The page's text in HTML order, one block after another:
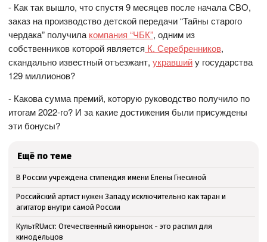
- Как так вышло, что спустя 9 месяцев после начала СВО,
заказ на производство детской передачи “Тайны старого
чердака” получила компания “ЧБК”, одним из
собственников которой является К. Серебренников,
скандально известный отъезжант,укравшийу государства
129 миллионов?
- Какова сумма премий, которую руководство получило по
итогам 2022-го? И за какие достижения были присуждены
эти бонусы?
Ещё по теме
В России учреждена стипендия имени Елены Гнесиной
Российский артист нужен Западу исключительно как таран и
агитатор внутри самой России
КультRUист: Отечественный кинорынок - это распил для
кинодельцов